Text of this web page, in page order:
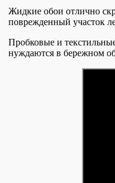
Жидкие обои отлично
поврежденный участок
Пробковые и
нуждаются в бережном